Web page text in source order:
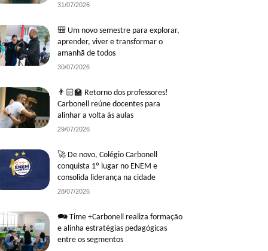
31/07/2026
🎒 Um novo semestre para explorar,
aprender, viver e transformar o
amanhã de todos
30/07/2026
👨🏻‍🏫 Retorno dos professores!
Carbonell reúne docentes para
alinhar a volta às aulas
29/07/2026
🚀 De novo, Colégio Carbonell
conquista 1º lugar no ENEM e
consolida liderança na cidade
28/07/2026
🗪 Time +Carbonell realiza formação
e alinha estratégias pedagógicas
entre os segmentos